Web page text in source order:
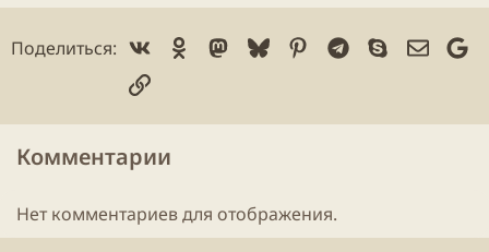
Остались ли у них козыри в рукаве? =) Думаю, что да,
Поделиться: Vk Ok Mastodon
BlueskyPinterest
Telegram
Skype
Ссылка
Комментарии
Нет комментариев для отображения.